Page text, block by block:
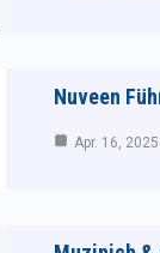
Nuveen
Apr. 16, 2025